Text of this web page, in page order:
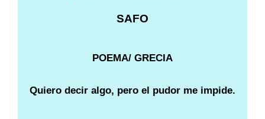
SAFO
POEMA/ GRECIA
Quiero decir algo, pero el pudor me impide.